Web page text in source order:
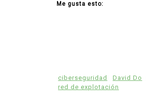
Me gusta esto:
ciberseguridad David Do
red de explotación